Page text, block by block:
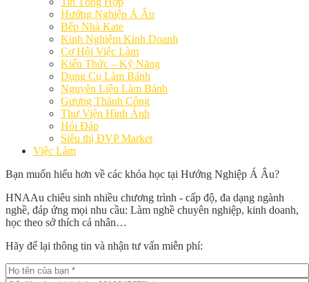
Hướng Nghiệp Á Âu
Bếp Nhà Kate
Kinh Nghiệm Kinh Doanh
Cơ Hội Việc Làm
Kiến Thức – Kỹ Năng
Dụng Cụ Làm Bánh
Nguyên Liệu Làm Bánh
Gương Thành Công
Thư Viện Hình Ảnh
Hỏi Đáp
Siêu thị ĐVP Market
Việc Làm
Bạn muốn hiểu hơn về các khóa học tại Hướng Nghiệp Á Âu?
HNAAu chiêu sinh nhiều chương trình - cấp độ, đa dạng ngành
nghề, đáp ứng mọi nhu cầu: Làm nghề chuyên nghiệp, kinh doanh,
học theo sở thích cá nhân…
Hãy để lại thông tin và nhận tư vấn miễn phí: